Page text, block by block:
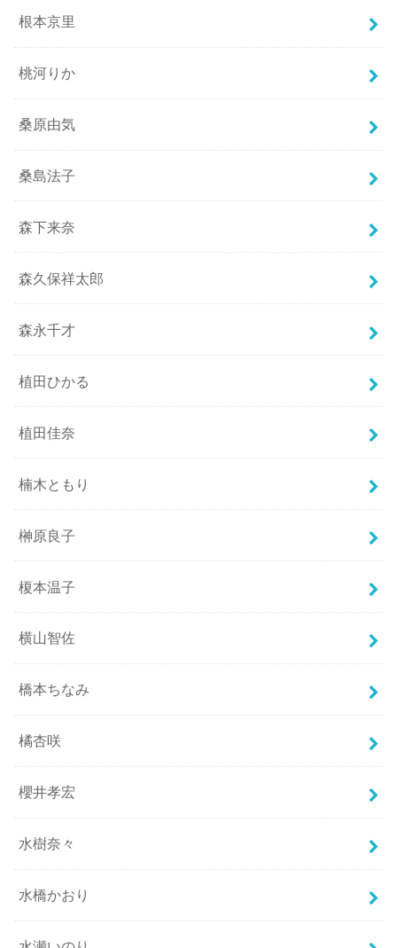
根本京里
桃河りか
桑原由気
桑島法子
森下来奈
森久保祥太郎
森永千才
植田ひかる
植田佳奈
楠木ともり
榊原良子
榎本温子
横山智佐
橋本ちなみ
橘杏咲
櫻井孝宏
水樹奈々
水橋かおり